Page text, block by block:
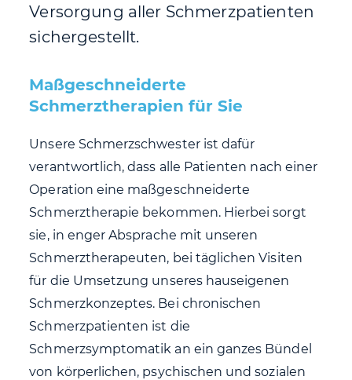
Versorgung aller Schmerzpatienten
sichergestellt.
Maßgeschneiderte
Schmerztherapien für Sie
Unsere Schmerzschwester ist dafür
verantwortlich, dass alle Patienten nach einer
Operation eine maßgeschneiderte
Schmerztherapie bekommen. Hierbei sorgt
sie, in enger Absprache mit unseren
Schmerztherapeuten, bei täglichen Visiten
für die Umsetzung unseres hauseigenen
Schmerzkonzeptes. Bei chronischen
Schmerzpatienten ist die
Schmerzsymptomatik an ein ganzes Bündel
von körperlichen, psychischen und sozialen